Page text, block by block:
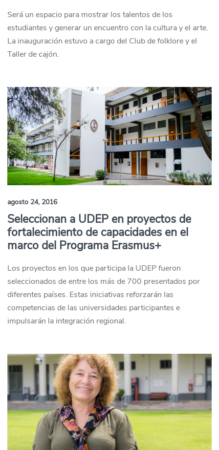
Será un espacio para mostrar los talentos de los
estudiantes y generar un encuentro con la cultura y el arte.
La inauguración estuvo a cargo del Club de folklore y el
Taller de cajón.
agosto 24, 2016
Seleccionan a UDEP en proyectos de
fortalecimiento de capacidades en el
marco del Programa Erasmus+
Los proyectos en los que participa la UDEP fueron
seleccionados de entre los más de 700 presentados por
diferentes países. Estas iniciativas reforzarán las
competencias de las universidades participantes e
impulsarán la integración regional.